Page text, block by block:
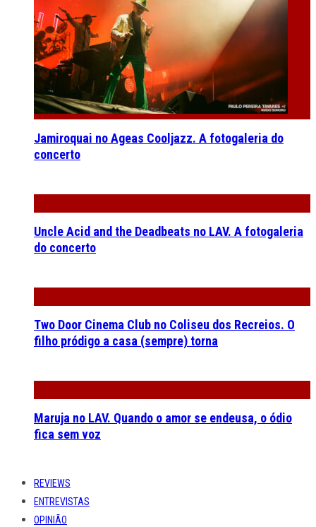
Jamiroquai no Ageas Cooljazz. A fotogaleria do
concerto
Uncle Acid and the Deadbeats no LAV. A fotogaleria
do concerto
Two Door Cinema Club no Coliseu dos Recreios. O
filho pródigo a casa (sempre) torna
Maruja no LAV. Quando o amor se endeusa, o ódio
fica sem voz
REVIEWS
ENTREVISTAS
OPINIÃO